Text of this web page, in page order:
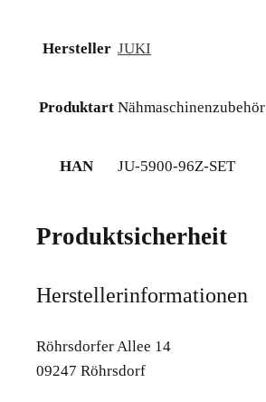
Hersteller JUKI
Produktart Nähmaschinenzubehör
HAN JU-5900-96Z-SET
Produktsicherheit
Herstellerinformationen
Röhrsdorfer Allee 14
09247 Röhrsdorf